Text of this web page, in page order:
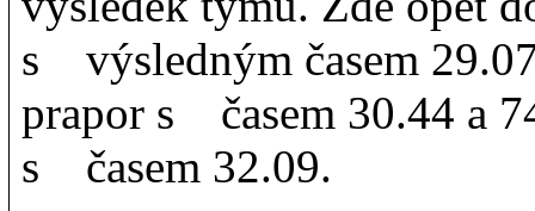
s výsledným časem
prapor s časem 30.44 a
s časem 32.09.